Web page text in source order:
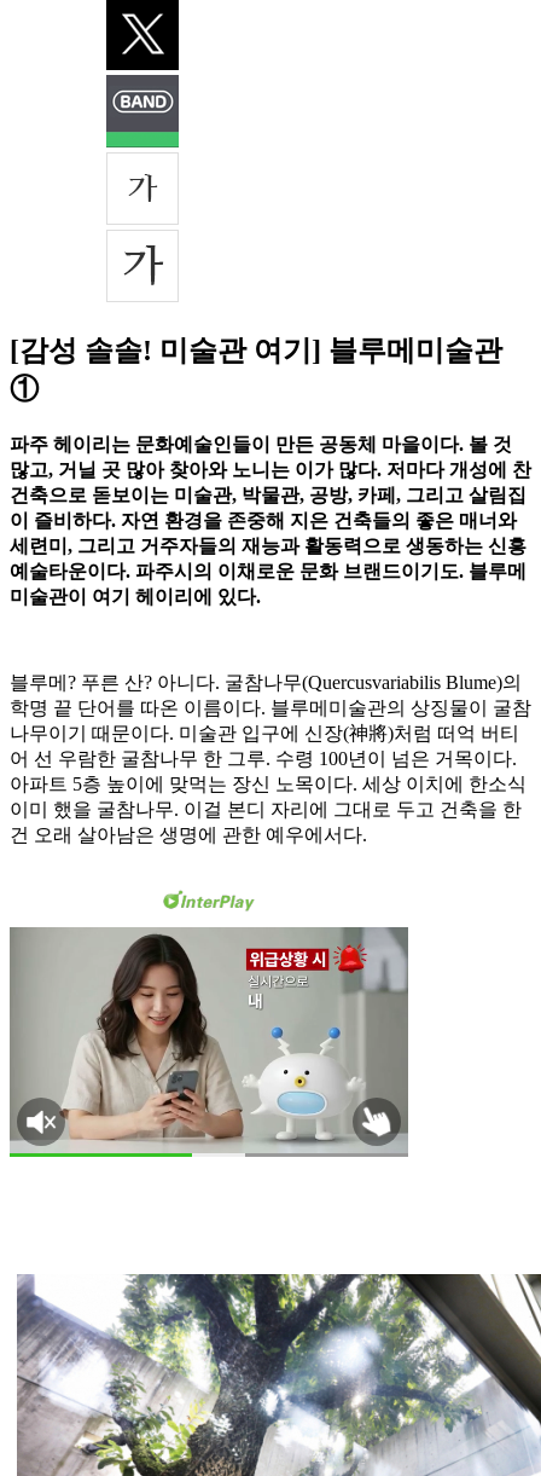
[감성 솔솔! 미술관 여기] 블루메미술관
①
파주 헤이리는 문화예술인들이 만든 공동체 마을이다. 볼 것
많고, 거닐 곳 많아 찾아와 노니는 이가 많다. 저마다 개성에 찬
건축으로 돋보이는 미술관, 박물관, 공방, 카페, 그리고 살림집
이 즐비하다. 자연 환경을 존중해 지은 건축들의 좋은 매너와
세련미, 그리고 거주자들의 재능과 활동력으로 생동하는 신흥
예술타운이다. 파주시의 이채로운 문화 브랜드이기도. 블루메
미술관이 여기 헤이리에 있다.
블루메? 푸른 산? 아니다. 굴참나무(Quercusvariabilis Blume)의
학명 끝 단어를 따온 이름이다. 블루메미술관의 상징물이 굴참
나무이기 때문이다. 미술관 입구에 신장(神將)처럼 떠억 버티
어 선 우람한 굴참나무 한 그루. 수령 100년이 넘은 거목이다.
아파트 5층 높이에 맞먹는 장신 노목이다. 세상 이치에 한소식
이미 했을 굴참나무. 이걸 본디 자리에 그대로 두고 건축을 한
건 오래 살아남은 생명에 관한 예우에서다.